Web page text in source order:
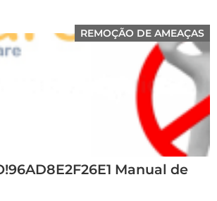
REMOÇÃO DE AMEAÇAS
Manual de